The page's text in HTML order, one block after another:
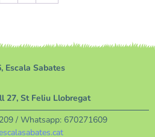
Escala Sabates
27, St Feliu Llobregat
/ Whatsapp: 670271609